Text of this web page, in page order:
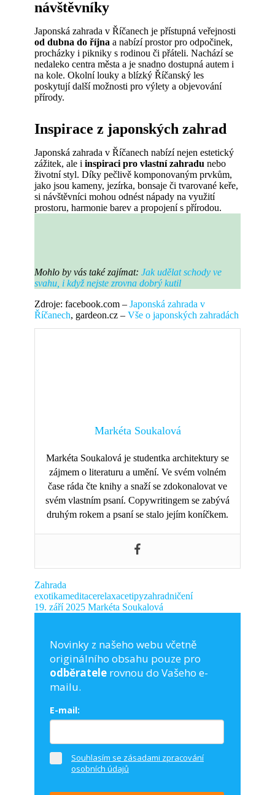
návštěvníky
Japonská zahrada v Říčanech je přístupná veřejnosti
od dubna do října a nabízí prostor pro odpočinek,
procházky i pikniky s rodinou či přáteli. Nachází se
nedaleko centra města a je snadno dostupná autem i
na kole. Okolní louky a blízký Říčanský les
poskytují další možnosti pro výlety a objevování
přírody.
Inspirace z japonských zahrad
Japonská zahrada v Říčanech nabízí nejen estetický
zážitek, ale i inspiraci pro vlastní zahradu nebo
životní styl. Díky pečlivě komponovaným prvkům,
jako jsou kameny, jezírka, bonsaje či tvarované keře,
si návštěvníci mohou odnést nápady na využití
prostoru, harmonie barev a propojení s přírodou.
Mohlo by vás také zajímat: Jak udělat schody ve
svahu, i když nejste zrovna dobrý kutil
Zdroje: facebook.com – Japonská zahrada v
Říčanech, gardeon.cz – Vše o japonských zahradách
Markéta Soukalová
Markéta Soukalová je studentka architektury se
zájmem o literaturu a umění. Ve svém volném
čase ráda čte knihy a snaží se zdokonalovat ve
svém vlastním psaní. Copywritingem se zabývá
druhým rokem a psaní se stalo jejím koníčkem.
Zahrada
exotikameditacerelaxacetipyzahradničení
19. září 2025 Markéta Soukalová
Novinky z našeho webu včetně
originálního obsahu pouze pro
odběratele rovnou do Vašeho e-
mailu.
E-mail:
Souhlasím se zásadami zpracování
osobních údajů